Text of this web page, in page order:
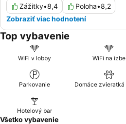
Zážitky•8,4 Poloha•8,2
Zobraziť viac hodnotení
Top vybavenie
WiFi v lobby WiFi na izbe
Parkovanie
Hotelový bar
Všetko vybavenie